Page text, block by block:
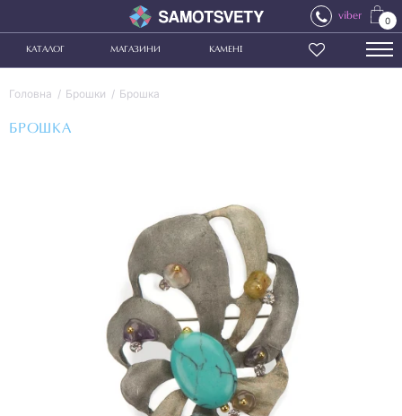
viber 0
КАТАЛОГ МАГАЗИНИ КАМЕНІ
Головна Брошки Брошка
БРОШКА